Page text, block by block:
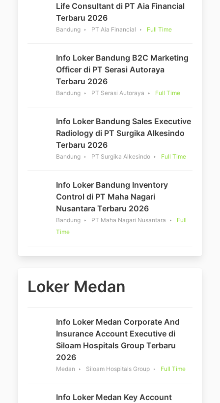
Life Consultant di PT Aia Financial
Terbaru 2026
Bandung PT Aia Financial Full Time
Info Loker Bandung B2C Marketing
Officer di PT Serasi Autoraya
Terbaru 2026
Bandung PT Serasi Autoraya Full Time
Info Loker Bandung Sales Executive
Radiology di PT Surgika Alkesindo
Terbaru 2026
Bandung PT Surgika Alkesindo Full Time
Info Loker Bandung Inventory
Control di PT Maha Nagari
Nusantara Terbaru 2026
Bandung PT Maha Nagari Nusantara
Full
Time
Loker Medan
Info Loker Medan Corporate And
Insurance Account Executive di
Siloam Hospitals Group Terbaru
2026
Medan Siloam Hospitals Group Full Time
Info Loker Medan Key Account